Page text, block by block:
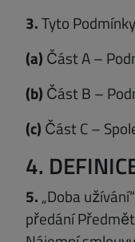
3.Tyto
(a) Část A –
(b) Část B –
(c) Část C –
4.
5. „Doba
předání